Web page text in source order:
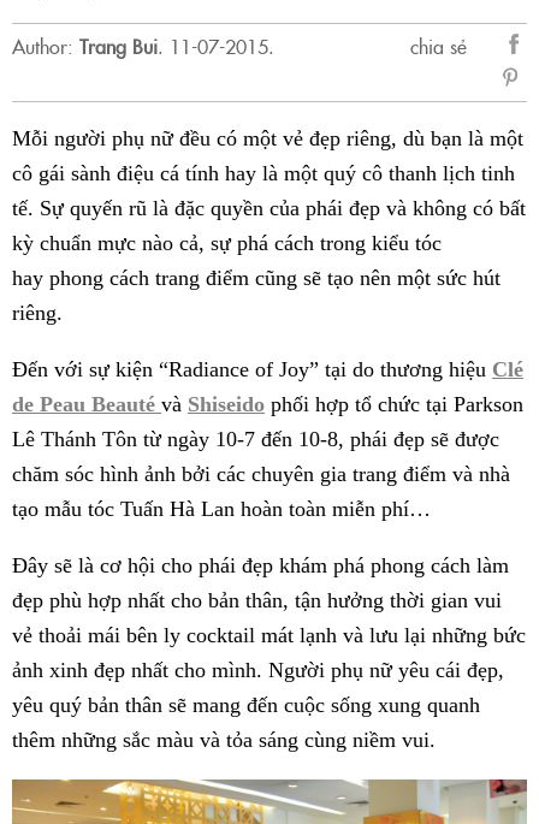
Author: Trang Bui. 11-07-2015.
chia sẻ
sẻ
Mỗi người phụ nữ đều có một vẻ đẹp riêng, dù bạn là một
cô gái sành điệu cá tính hay là một quý cô thanh lịch tinh
tế. Sự quyến rũ là đặc quyền của phái đẹp và không có bất
kỳ chuẩn mực nào cả, sự phá cách trong kiểu tóc
hay phong cách trang điểm cũng sẽ tạo nên một sức hút
riêng.
Đến với sự kiện “Radiance of Joy” tại do thương hiệu Clé
de Peau Beauté và Shiseido phối hợp tổ chức tại Parkson
Lê Thánh Tôn từ ngày 10-7 đến 10-8, phái đẹp sẽ được
chăm sóc hình ảnh bởi các chuyên gia trang điểm và nhà
tạo mẫu tóc Tuấn Hà Lan hoàn toàn miễn phí…
Đây sẽ là cơ hội cho phái đẹp khám phá phong cách làm
đẹp phù hợp nhất cho bản thân, tận hưởng thời gian vui
vẻ thoải mái bên ly cocktail mát lạnh và lưu lại những bức
ảnh xinh đẹp nhất cho mình. Người phụ nữ yêu cái đẹp,
yêu quý bản thân sẽ mang đến cuộc sống xung quanh
thêm những sắc màu và tỏa sáng cùng niềm vui.